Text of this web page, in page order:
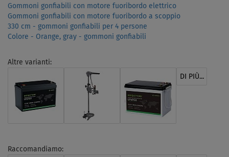
Gommoni gonfiabili con motore fuoribordo elettrico
Gommoni gonfiabili con motore fuoribordo a scoppio
330 cm - gommoni gonfiabili per 4 persone
Colore - Orange, gray - gommoni gonfiabili
Altre varianti:
DI PIÙ...
Raccomandiamo: